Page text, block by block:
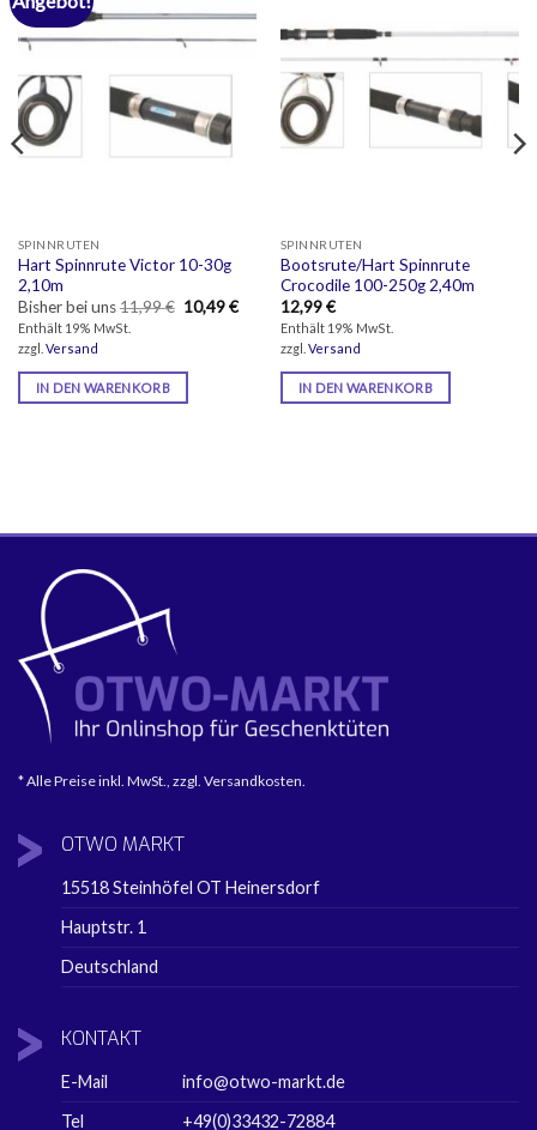
SPINNRUTEN
Hart Spinnrute Victor 10-30g
2,10m
Bisher bei uns 11,99€ Ursprünglicher
Preis
10,49€Aktueller
10,49 €.
Enthält 19% MwSt.
zzgl. Versand
IN DEN WARENKORB
SPINNRUTEN
Bootsrute/Hart Spinnrute
Crocodile 100-250g 2,40m
12,99€
Enthält 19% MwSt.
zzgl. Versand
IN DEN WARENKORB
* Alle Preise inkl. MwSt., zzgl. Versandkosten.
OTWO MARKT
15518 Steinhöfel OT Heinersdorf
Hauptstr. 1
Deutschland
KONTAKT
E-Mail
info@otwo-markt.de
Tel
+49(0)33432-72884